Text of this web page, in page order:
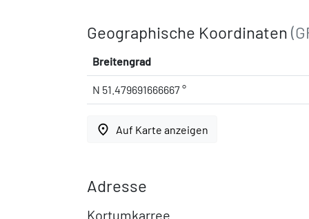
Geographische Koordinaten
Breitengrad
N 51.479691666667 °
place Auf Karte anzeigen
Adresse
Kortumkarree